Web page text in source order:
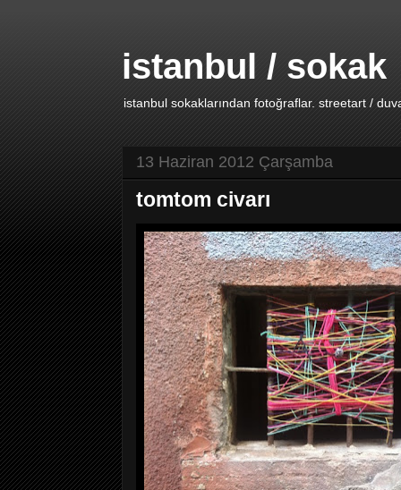
istanbul / sokak
istanbul sokaklarından fotoğraflar. streetart /
13 Haziran 2012 Çarşamba
tomtom civarı